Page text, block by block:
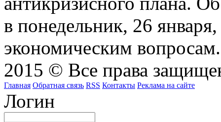
в понедельник, 26
экономическим вопросам.
2015 © Все права
Главная Обратная связь RSS Контакты Реклама на сайте
Логин